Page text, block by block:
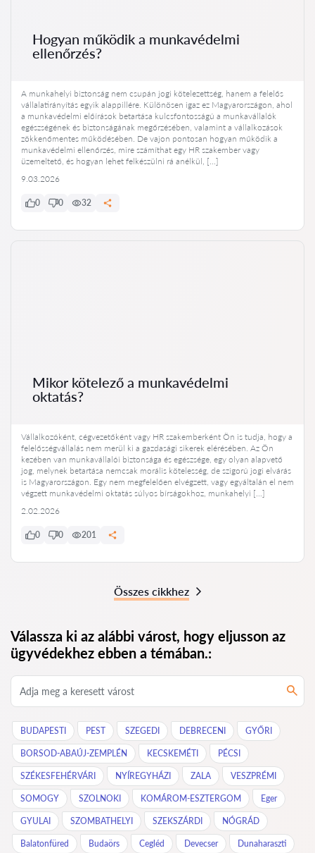
Hogyan működik a munkavédelmi
ellenőrzés?
A munkahelyi biztonság nem csupán jogi kötelezettség, hanem a felelős
vállalatirányítás egyik alappillére. Különösen igaz ez Magyarországon, ahol
a munkavédelmi előírások betartása kulcsfontosságú a munkavállalók
egészségének és biztonságának megőrzésében, valamint a vállalkozások
zökkenőmentes működésében. De vajon pontosan hogyan működik a
munkavédelmi ellenőrzés, mire számíthat egy HR szakember vagy
üzemeltető, és hogyan lehet felkészülni rá anélkül, […]
9.03.2026
0 0 32
Mikor kötelező a munkavédelmi
oktatás?
Vállalkozóként, cégvezetőként vagy HR szakemberként Ön is tudja, hogy a
felelősségvállalás nem merül ki a gazdasági sikerek elérésében. Az Ön
kezében van munkavállalói biztonsága és egészsége, egy olyan alapvető
jog, melynek betartása nemcsak morális kötelesség, de szigorú jogi elvárás
is Magyarországon. Egy nem megfelelően elvégzett, vagy egyáltalán el nem
végzett munkavédelmi oktatás súlyos bírságokhoz, munkahelyi […]
2.02.2026
0 0 201
Összes cikkhez
Válassza ki az alábbi várost, hogy eljusson az
ügyvédekhez ebben a témában.:
BUDAPESTI PEST SZEGEDI DEBRECENI GYŐRI
BORSOD-ABAÚJ-ZEMPLÉN KECSKEMÉTI PÉCSI
SZÉKESFEHÉRVÁRI NYÍREGYHÁZI ZALA VESZPRÉMI
SOMOGY SZOLNOKI KOMÁROM-ESZTERGOM Eger
GYULAI SZOMBATHELYI SZEKSZÁRDI NÓGRÁD
Balatonfüred Budaörs Cegléd Devecser Dunaharaszti